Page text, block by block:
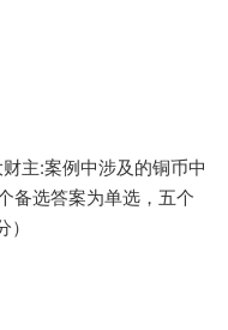
主:案例中涉及的铜币中
备选答案为单选，五个